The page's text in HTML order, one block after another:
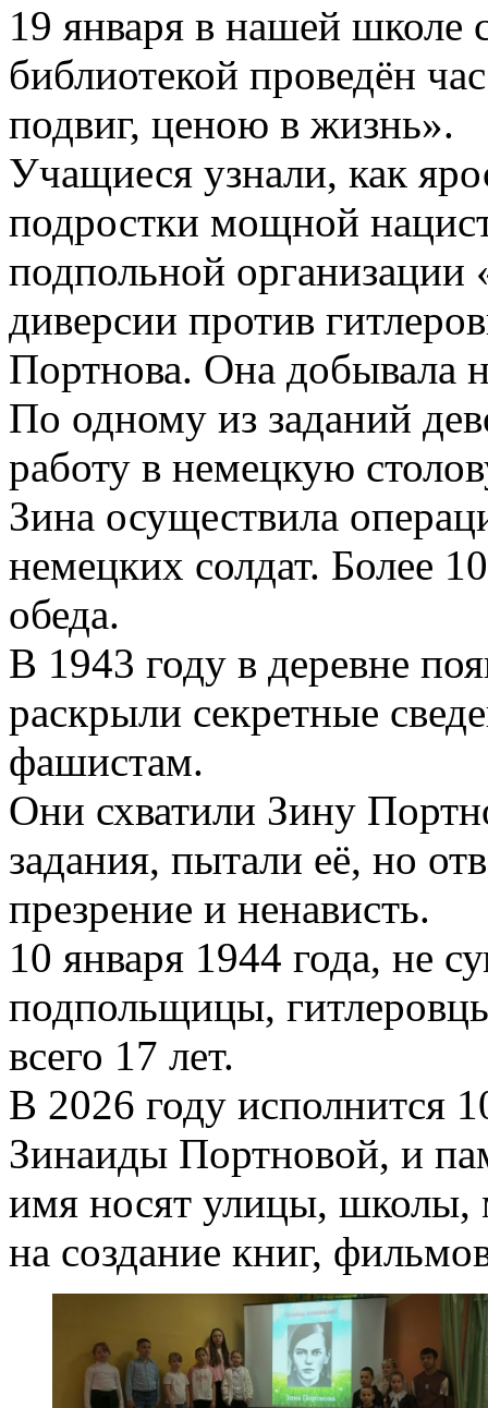
19 января в нашей школе
библиотекой проведён
подвиг, ценою в жизнь».
Учащиеся узнали, как
подростки мощной
подпольной
диверсии против
Портнова. Она добывала
По одному из заданий
работу в немецкую
Зина осуществила
немецких солдат. Более
обеда.
В 1943 году в деревне
раскрыли секретные
фашистам.
Они схватили Зину
задания, пытали её, но
презрение и ненависть.
10 января 1944 года, не
подпольщицы,
всего 17 лет.
В 2026 году исполнится
Зинаиды Портновой, и
имя носят улицы, школы,
на создание книг,